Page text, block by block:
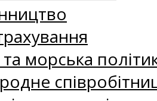
морська